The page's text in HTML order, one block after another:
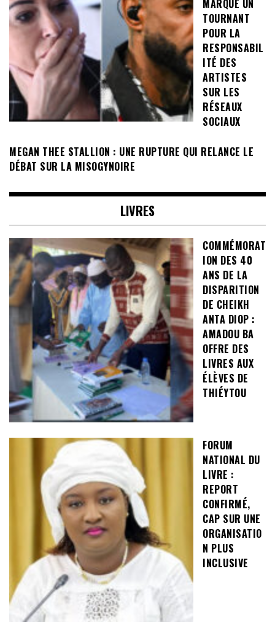
MARQUE UN
TOURNANT
POUR LA
RESPONSABIL
ITÉ DES
ARTISTES
SUR LES
RÉSEAUX
SOCIAUX
MEGAN THEE STALLION : UNE RUPTURE QUI RELANCE LE
DÉBAT SUR LA MISOGYNOIRE
LIVRES
COMMÉMORAT
ION DES 40
ANS DE LA
DISPARITION
DE CHEIKH
ANTA DIOP :
AMADOU BA
OFFRE DES
LIVRES AUX
ÉLÈVES DE
THIÉYTOU
FORUM
NATIONAL DU
LIVRE :
REPORT
CONFIRMÉ,
CAP SUR UNE
ORGANISATIO
N PLUS
INCLUSIVE